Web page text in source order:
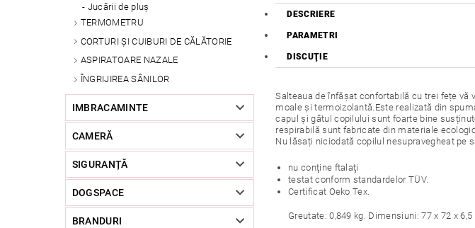
Jucării de pluș
TERMOMETRU
CORTURI ȘI CUIBURI DE CĂLĂTORIE
ASPIRATOARE NAZALE
ÎNGRIJIREA SÂNILOR
IMBRACAMINTE
CAMERĂ
SIGURANȚĂ
DOGSPACE
BRANDURI
DESCRIERE
PARAMETRI
DISCUŢIE
Salteaua de înfășat confortabilă cu trei fețe
moale și termoizolantă.Este realizată din
capul și gâtul copilului sunt foarte bine
respirabilă sunt fabricate din materiale
Nu lăsați niciodată copilul nesupravegheat pe
nu conţine ftalaţi
testat conform standardelor TÜV.
Certificat Oeko Tex.
Greutate: 0,849 kg. Dimensiuni: 77 x 72 x 6,5